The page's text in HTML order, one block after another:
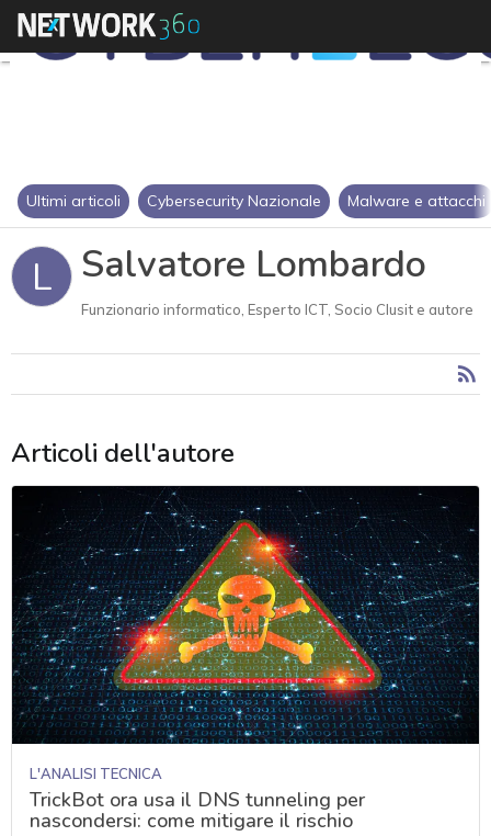
Ultimi articoli Cybersecurity Nazionale Malware e attacchi
L Salvatore Lombardo
Funzionario informatico, Esperto ICT, Socio Clusit e autore
Articoli dell'autore
L'ANALISI TECNICA
TrickBot ora usa il DNS tunneling per
nascondersi: come mitigare il rischio